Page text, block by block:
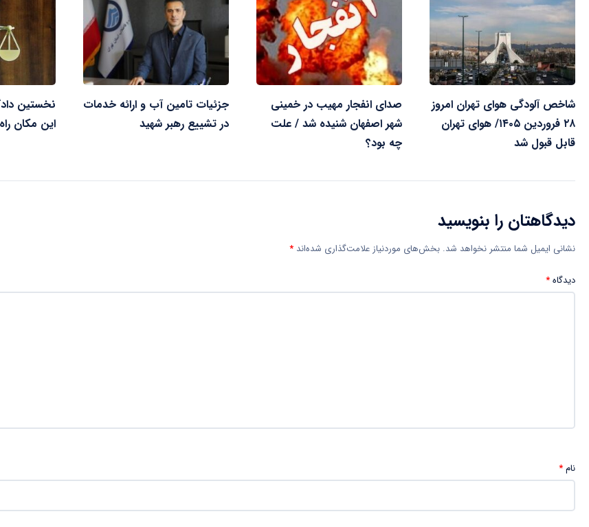
شاخص آلودگی هوای تهران امروز
۲۸ فروردین ۱۴۰۵/ هوای تهران
قابل قبول شد
صدای انفجار مهیب در خمینی
شهر اصفهان شنیده شد / علت
چه بود؟
جزئیات تامین آب و ارائه خدمات
در تشییع رهبر شهید
نخستین
این مکان
دیدگاهتان را بنویسید
نشانی ایمیل شما منتشر نخواهد شد. بخش‌های موردنیاز علامت‌گذاری شده‌اند *
دیدگاه*
نام*